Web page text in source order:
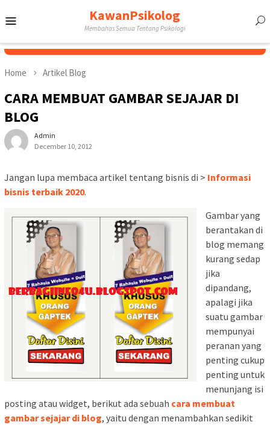
to
KawanPsikolog
Membahas Semua Tentang Psikologi
Home Artikel Blog
CARA MEMBUAT GAMBAR SEJAJAR DI
BLOG
Admin
December 10, 2012
Jangan lupa membaca artikel tentang bisnis di > Informasi
bisnis terbaik 2020.
Gambar yang
berantakan di
blog memang
kurang sedap
jika
dipandang,
apalagi jika
suatu gambar
mempunyai
peranan yang
penting cukup
penting untuk
menunjang isi
posting atau widget, berikut ada sebuah cara membuat
gambar sejajar di blog, yaitu dengan menambahkan sedikit